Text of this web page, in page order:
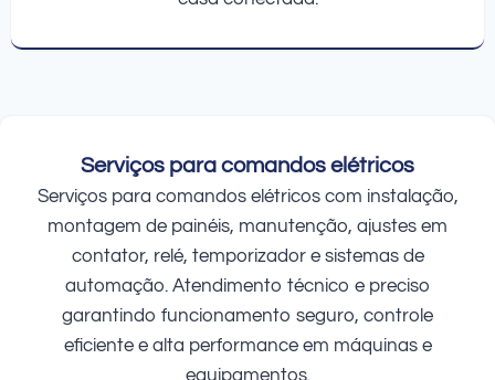
Serviços para comandos elétricos
Serviços para comandos elétricos com instalação,
montagem de painéis, manutenção, ajustes em
contator, relé, temporizador e sistemas de
automação. Atendimento técnico e preciso
garantindo funcionamento seguro, controle
eficiente e alta performance em máquinas e
equipamentos.